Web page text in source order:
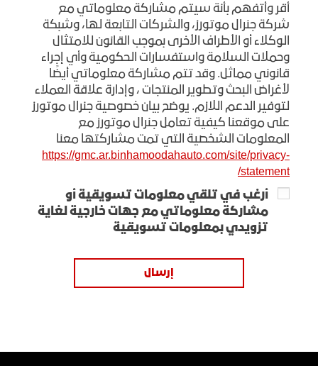
أقر وأتفهم بأنة سيتم مشاركة معلوماتي مع
شركة جنرال موتورز، والشركات التابعة لها، وشبكة
الوكلاء أو الأطراف الأخرى بموجب القانون للامتثال
وحملات السلامة واستفسارات الحكومية وأي إجراء
قانوني مماثل. وقد تتم مشاركة معلوماتي أيضًا
لأغراض البحث وتطوير المنتجات ، وإدارة علاقة العملاء
لتوفير الدعم اللازم. يوضح بيان خصوصية جنرال موتورز
على موقعنا كيفية تعامل جنرال موتورز مع
المعلومات الشخصية التي تمت مشاركتها معنا
https://gmc.ar.binhamoodahauto.com/site/privacy-
statement/
أرغب في تلقي معلومات تسويقية أو
مشاركة معلوماتي مع جهات خارجية لغاية
تزويدي بمعلومات تسويقية
إرسال